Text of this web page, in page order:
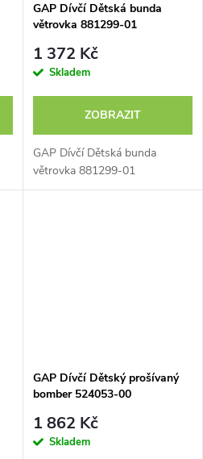
GAP Dívčí Dětská bunda
větrovka 881299-01
1 372 Kč
Skladem
ZOBRAZIT
GAP Dívčí Dětská bunda
větrovka 881299-01
GAP Dívčí Dětský prošívaný
bomber 524053-00
1 862 Kč
Skladem